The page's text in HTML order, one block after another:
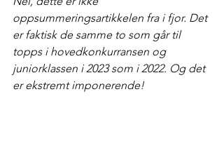
oppsummeringsartikkelen fra i fjor. Det
er faktisk de samme to som går til
topps i hovedkonkurransen og
juniorklassen i 2023 som i 2022. Og det
er ekstremt imponerende!